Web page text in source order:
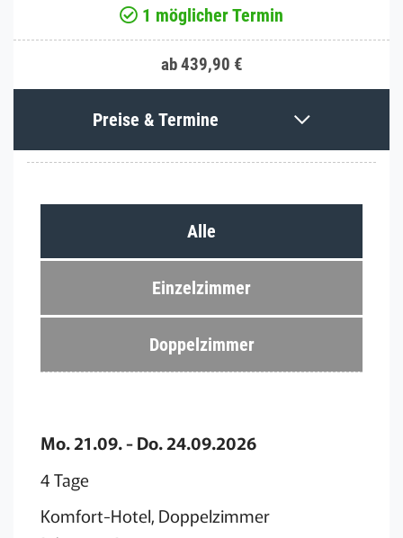
1 möglicher Termin
ab 439,90 €
Preise & Termine
Alle
Einzelzimmer
Doppelzimmer
Mo. 21.09. - Do. 24.09.2026
4 Tage
Komfort-Hotel, Doppelzimmer